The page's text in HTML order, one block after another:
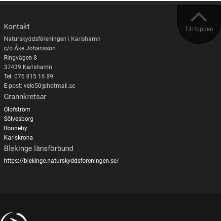
Till toppen
Kontakt
Naturskyddsföreningen i Karlshamn
c/o Åke Johansson
Ringvägen 8
37439 Karlshamn
Tel: 076 815 16 89
E-post: velo50@hotmail.se
Grannkretsar
Olofström
Sölvesborg
Ronneby
Karlskrona
Blekinge länsförbund
https://blekinge.naturskyddsforeningen.se/